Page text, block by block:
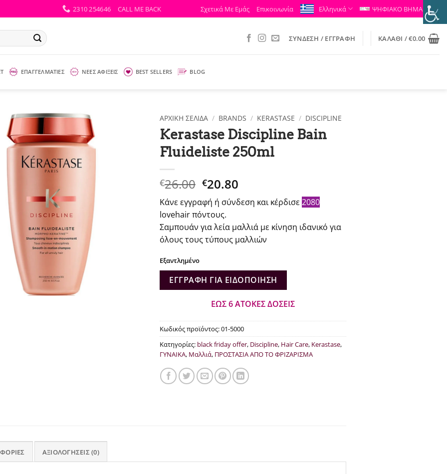
2310 254646 CALL ME BACK Σχετικά Με Εμάς Επικοινωνία Ελληνικά ΨΗΦΙΑΚΟ ΒΗΜΑ
ΣΎΝΔΕΣΗ / ΕΓΓΡΑΦΉ ΚΑΛΆΘΙ /€0.00
ΕΠΑΓΓΕΛΜΑΤΙΕΣ ΝΕΕΣ ΑΦΙΞΕΙΣ BEST SELLERS BLOG
ΑΡΧΙΚΉ ΣΕΛΊΔΑ / BRANDS / KERASTASE / DISCIPLINE
Kerastase Discipline Bain
Fluideliste 250ml
€26.00 Original
price
was:
€26.00.
€20.80
τρέχουσα
τιμή
είναι:
€20.80.
Κάνε εγγραφή ή σύνδεση και κέρδισε 2080
lovehair πόντους.
Σαμπουάν για λεία μαλλιά με κίνηση ιδανικό για
όλους τους τύπους μαλλιών
Εξαντλημένο
ΕΓΓΡΑΦΉ ΓΙΑ ΕΙΔΟΠΟΊΗΣΗ
ΕΩΣ 6 ΑΤΟΚΕΣ ΔΟΣΕΙΣ
Κωδικός προϊόντος:01-5000
Κατηγορίες: black friday offer, Discipline, Hair Care, Kerastase,
ΓΥΝΑΙΚΑ, Μαλλιά, ΠΡΟΣΤΑΣΙΑ ΑΠΟ ΤΟ ΦΡΙΖΑΡΙΣΜΑ
ΑΞΙΟΛΟΓΉΣΕΙΣ (0)